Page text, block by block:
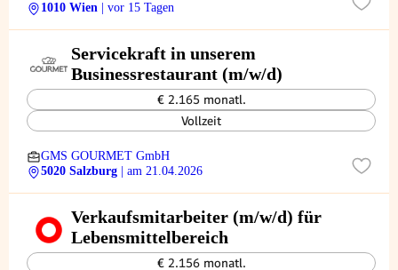
1010 Wien
| vor 15 Tagen
Servicekraft in unserem
Businessrestaurant (m/w/d)
€ 2.165 monatl.
Vollzeit
GMS GOURMET GmbH
5020 Salzburg
| am 21.04.2026
Verkaufsmitarbeiter (m/w/d) für
Lebensmittelbereich
€ 2.156 monatl.